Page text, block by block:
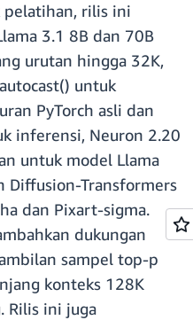
rilis ini
3.1 8B dan 70B
urutan hingga 32K,
untuk
PyTorch asli dan
inferensi, Neuron 2.20
untuk model Llama
Diffusion-Transformers
dan Pixart-sigma.
dukungan
sampel top-p
konteks 128K
Rilis ini juga